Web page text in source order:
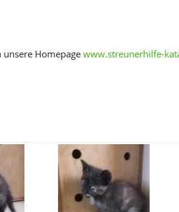
unsere Homepage www.streunerhilfe-